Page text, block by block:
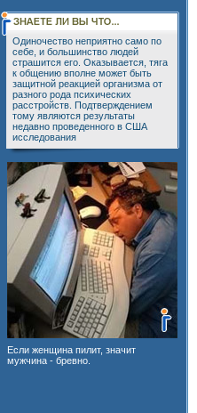
Одиночество неприятно само по
себе, и большинство людей
страшится его. Оказывается, тяга
к общению вполне может быть
защитной реакцией организма от
разного рода психических
расстройств. Подтверждением
тому являются результаты
недавно проведенного в США
исследования
Если женщина пилит, значит
мужчина - бревно.